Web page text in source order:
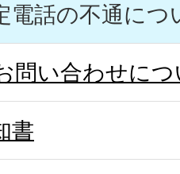
電話の不通につ
問い合わせに
書